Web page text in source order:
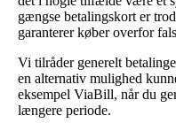
gængse betalingskort er
garanterer køber overfor
Vi tilråder generelt
en alternativ mulighed
eksempel ViaBill, når du
længere periode.